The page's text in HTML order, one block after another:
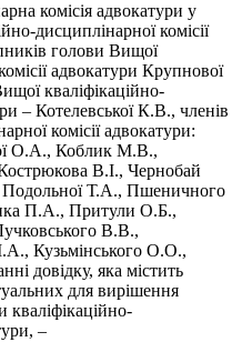
комісія адвокатури у
дисциплінарної комісії
голови Вищої
адвокатури Крупнової
кваліфікаційно-
– Котелевської К.В., членів
комісії адвокатури:
О.А., Коблик М.В.,
В.І., Чернобай
Т.А., Пшеничного
П.А., Притули О.Б.,
В.В.,
Кузьмінського О.О.,
довідку, яка містить
для вирішення
кваліфікаційно-
–